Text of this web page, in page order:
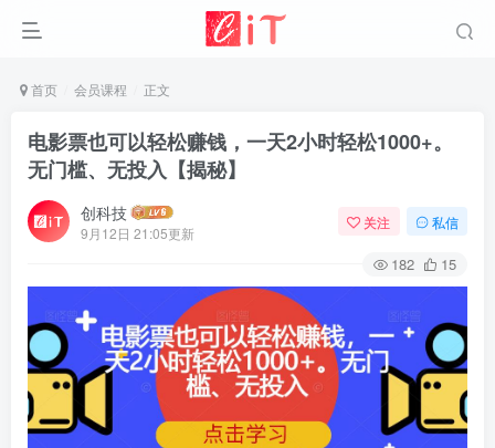
首页 会员课程 正文
电影票也可以轻松赚钱，一天2小时轻松1000+。
无门槛、无投入【揭秘】
创科技
9月12日 21:05更新
关注 私信
182 15